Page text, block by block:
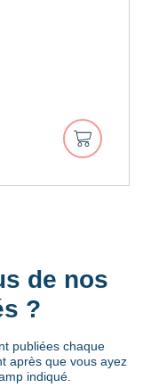
Ajouter
au
panier
de nos
?
publiées chaque
après que vous ayez
indiqué.